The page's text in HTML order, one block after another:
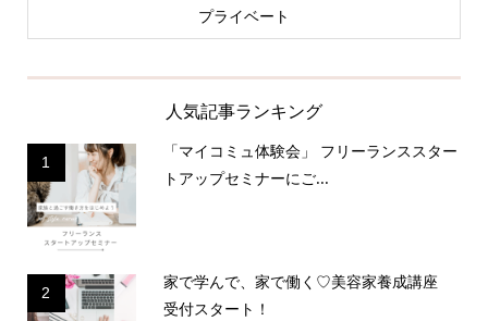
プライベート
人気記事ランキング
1
「マイコミュ体験会」 フリーランススター
トアップセミナーにご...
2
家で学んで、家で働く♡美容家養成講座
受付スタート！